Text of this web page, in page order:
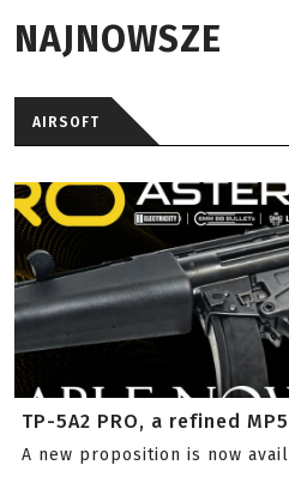
NAJNOWSZE
AIRSOFT
TP-5A2 PRO, a refined
A new proposition is now